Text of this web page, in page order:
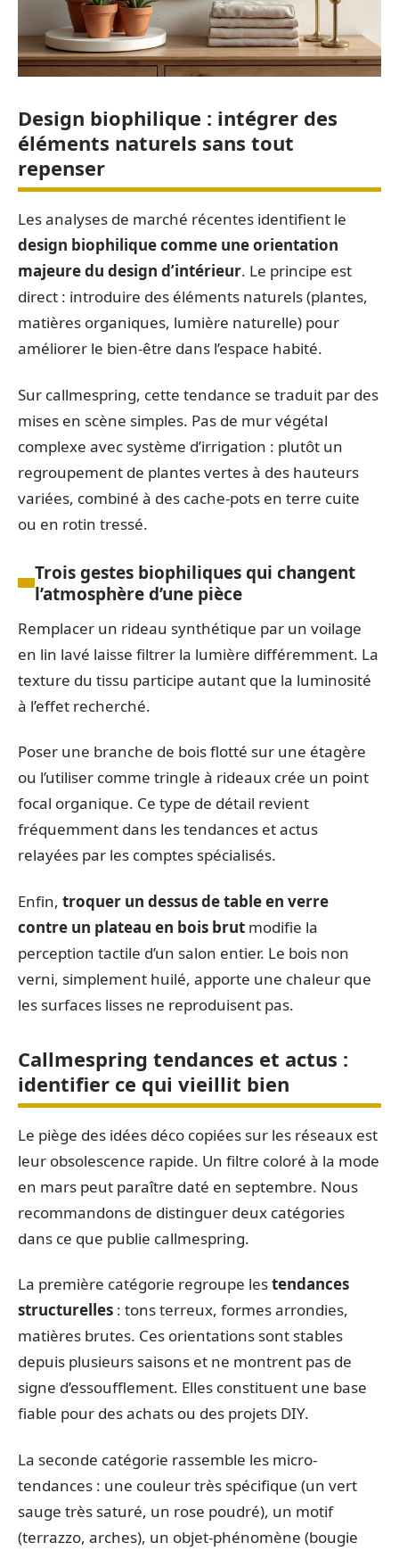
Design biophilique : intégrer des
éléments naturels sans tout
repenser
Les analyses de marché récentes identifient le
design biophilique comme une orientation
majeure du design d’intérieur. Le principe est
direct : introduire des éléments naturels (plantes,
matières organiques, lumière naturelle) pour
améliorer le bien-être dans l’espace habité.
Sur callmespring, cette tendance se traduit par des
mises en scène simples. Pas de mur végétal
complexe avec système d’irrigation : plutôt un
regroupement de plantes vertes à des hauteurs
variées, combiné à des cache-pots en terre cuite
ou en rotin tressé.
Trois gestes biophiliques qui changent
l’atmosphère d’une pièce
Remplacer un rideau synthétique par un voilage
en lin lavé laisse filtrer la lumière différemment. La
texture du tissu participe autant que la luminosité
à l’effet recherché.
Poser une branche de bois flotté sur une étagère
ou l’utiliser comme tringle à rideaux crée un point
focal organique. Ce type de détail revient
fréquemment dans les tendances et actus
relayées par les comptes spécialisés.
Enfin, troquer un dessus de table en verre
contre un plateau en bois brut modifie la
perception tactile d’un salon entier. Le bois non
verni, simplement huilé, apporte une chaleur que
les surfaces lisses ne reproduisent pas.
Callmespring tendances et actus :
identifier ce qui vieillit bien
Le piège des idées déco copiées sur les réseaux est
leur obsolescence rapide. Un filtre coloré à la mode
en mars peut paraître daté en septembre. Nous
recommandons de distinguer deux catégories
dans ce que publie callmespring.
La première catégorie regroupe lestendances
structurelles : tons terreux, formes arrondies,
matières brutes. Ces orientations sont stables
depuis plusieurs saisons et ne montrent pas de
signe d’essoufflement. Elles constituent une base
fiable pour des achats ou des projets DIY.
La seconde catégorie rassemble les micro-
tendances : une couleur très spécifique (un vert
sauge très saturé, un rose poudré), un motif
(terrazzo, arches), un objet-phénomène (bougie